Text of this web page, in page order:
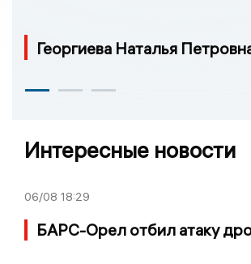
Георгиева Наталья
Интересные новости
06/08 18:29
БАРС-Орел отбил атаку